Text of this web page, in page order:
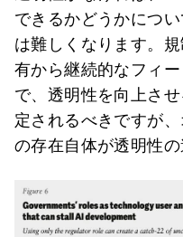
できるかどうかにつ
は難しくなります。
有から継続的なフィ
で、透明性を向上さ
定されるべきですが
の存在自体が透明性の